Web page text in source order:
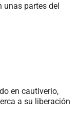
unas partes del
en cautiverio,
a su liberación